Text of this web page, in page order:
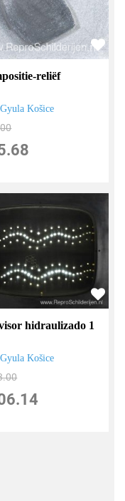
reliëf
Gyula Košice
hidraulizado 1
Gyula Košice